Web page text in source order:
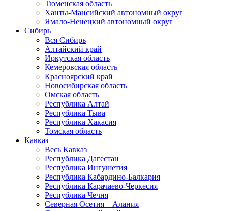
Тюменская область
Ханты-Мансийский автономный округ
Ямало-Ненецкий автономный округ
Сибирь
Вся Сибирь
Алтайский край
Иркутская область
Кемеровская область
Красноярский край
Новосибирская область
Омская область
Республика Алтай
Республика Тыва
Республика Хакасия
Томская область
Кавказ
Весь Кавказ
Республика Дагестан
Республика Ингушетия
Республика Кабардино-Балкария
Республика Карачаево-Черкесия
Республика Чечня
Северная Осетия – Алания